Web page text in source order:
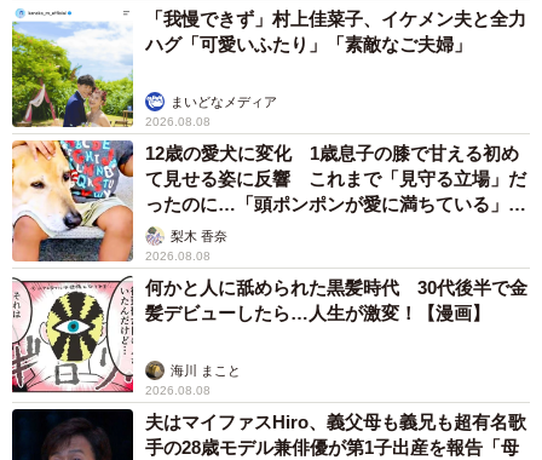
「我慢できず」村上佳菜子、イケメン夫と全力
ハグ「可愛いふたり」「素敵なご夫婦」
まいどなメディア
2026.08.08
12歳の愛犬に変化 1歳息子の膝で甘える初め
て見せる姿に反響 これまで「見守る立場」だ
ったのに…「頭ポンポンが愛に満ちている」
「尊…」
梨木 香奈
2026.08.08
何かと人に舐められた黒髪時代 30代後半で金
髪デビューしたら…人生が激変！【漫画】
海川 まこと
2026.08.08
夫はマイファスHiro、義父母も義兄も超有名歌
手の28歳モデル兼俳優が第1子出産を報告「母